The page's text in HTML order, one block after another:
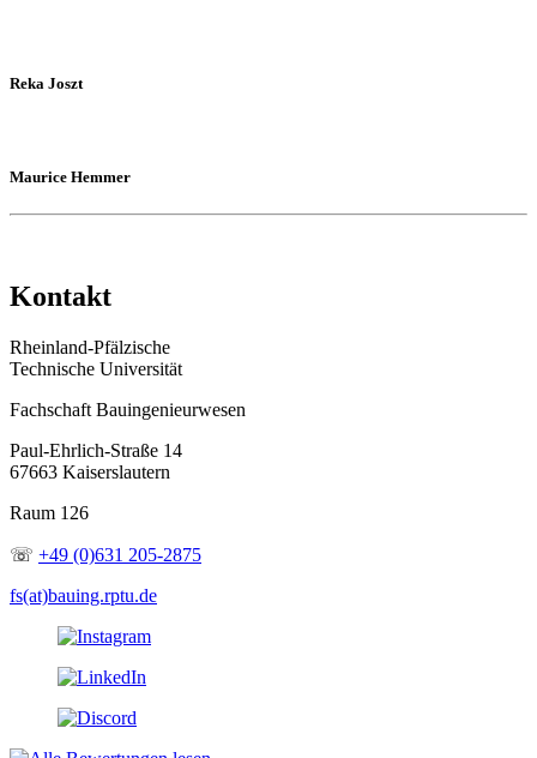
Reka Joszt
Maurice Hemmer
Kontakt
Rheinland-Pfälzische
Technische Universität
Fachschaft Bauingenieurwesen
Paul-Ehrlich-Straße 14
67663 Kaiserslautern
Raum 126
☏ +49 (0)631 205-2875
fs(at)bauing.rptu.de